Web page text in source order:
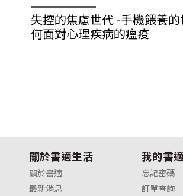
失控的焦慮世代 -手機餵養的
何面對心理疾病的瘟疫
關於書適生活
關於書適
最新消息
我的書
忘記密碼
訂單查詢